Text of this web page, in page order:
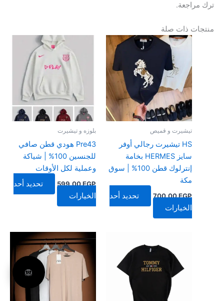
ترك مراجعة.
منتجات ذات صلة
تيشيرت و قميص
HS تيشيرت رجالي أوفر
سايز HERMES بخامة
إنترلوك قطن 100% | سوق
مكة
700,00EGP
تحديد أحد
الخيارات
هناك
العديد
من
الأشكال
المختلفة
لهذا
المنتج.
اختيار
الخيارات
على
صفحة
المنتج
بلوزه و تيشيرت
Pre43 هودي قطن صافي
للجنسين 100% | شياكة
وعملية لكل الأوقات
599,00EGP
تحديد أحد
الخيارات
هناك
العديد
من
الأشكال
المختلفة
لهذا
المنتج.
الخيارات
على
صفحة
المنتج
العديد
من
الأشكال
المختلفة
هناك
العديد
من
الأشكال
المختلفة
لهذا
🦁